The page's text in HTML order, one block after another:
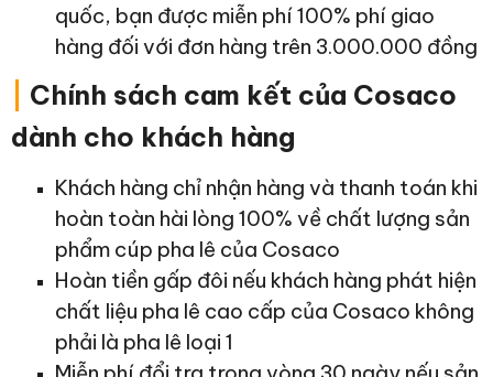
quốc, bạn được miễn phí 100% phí giao
hàng đối với đơn hàng trên 3.000.000 đồng
Chính sách cam kết của Cosaco
dành cho khách hàng
Khách hàng chỉ nhận hàng và thanh toán khi
hoàn toàn hài lòng 100% về chất lượng sản
phẩm cúp pha lê của Cosaco
Hoàn tiền gấp đôi nếu khách hàng phát hiện
chất liệu pha lê cao cấp của Cosaco không
phải là pha lê loại 1